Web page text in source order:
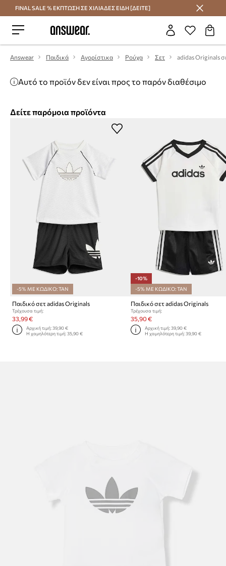
Εξοικονομήστε με το Answear Club
FINAL SALE % ΕΚΠΤΩΣΗ ΣΕ ΧΙΛΙΑΔΕΣ ΕΙΔΗ [ΔΕΙΤΕ]
Answear Παιδικά Αγορίστικα Ρούχα Σετ
Αυτό το προϊόν δεν είναι προς το παρόν διαθέσιμο
Δείτε παρόμοια προϊόντα
-5% ΜΕ ΚΩΔΙΚΟ: TAN
Παιδικό σετ adidas Originals
Τρέχουσα τιμή:
33,99 €
Αρχική τιμή:39,90 €
Η χαμηλότερη τιμή:35,90 €
-10%
-5% ΜΕ ΚΩΔΙΚΟ: TAN
Παιδικό σετ adidas Originals
Τρέχουσα τιμή:
35,90 €
Αρχική τιμή: 39,90 €
Η χαμηλότερη τιμή: 39,90 €